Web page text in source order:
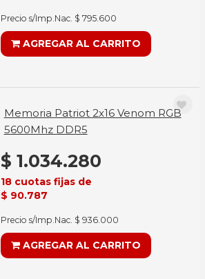
Precio s/Imp.Nac. $ 795.600
AGREGAR AL CARRITO
Memoria Patriot 2x16 Venom RGB
5600Mhz DDR5
$ 1.034.280
18 cuotas fijas de
$ 90.787
Precio s/Imp.Nac. $ 936.000
AGREGAR AL CARRITO